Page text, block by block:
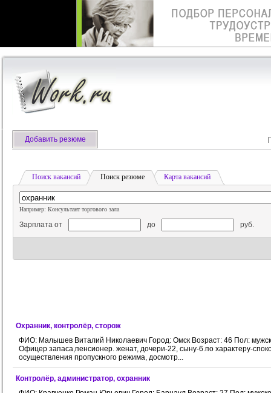
Добавить резюме
Поиск вакансий Поиск резюме Карта вакансий
Например: Консультант торгового зала
Зарплата от до руб.
Охранник, контролёр, сторож
ФИО: Малышев Виталий Николаевич Город: Омск Возраст: 46 Пол:
Офицер запаса,пенсионер. женат, дочери-22, сыну-6.по характеру-
осуществления пропускного режима, досмотр...
Контролёр, администратор, охранник